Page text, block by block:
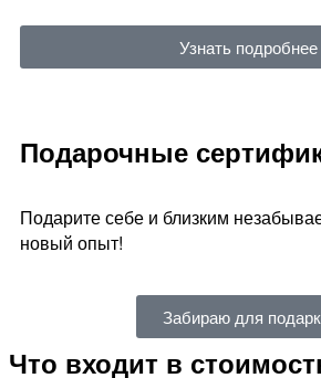
Узнать подробнее
Подарочные
Подарите себе и близким
новый опыт!
Забираю для
Что входит в